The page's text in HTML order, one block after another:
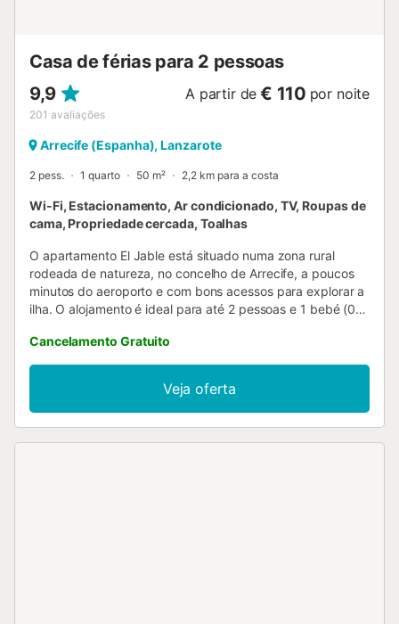
Casa de férias para 2 pessoas
9,9
201 avaliações
A partir de € 110 por noite
Arrecife (Espanha), Lanzarote
2 pess. 1 quarto 50 m² 2,2 km para a costa
Wi-Fi, Estacionamento, Ar condicionado, TV, Roupas de
cama, Propriedade cercada, Toalhas
O apartamento El Jable está situado numa zona rural
rodeada de natureza, no concelho de Arrecife, a poucos
minutos do aeroporto e com bons acessos para explorar a
ilha. O alojamento é ideal para até 2 pessoas e 1 bebé (0-2
17 anos. O apartamento, com 50 m² e excelentes vistas
para a montanha, dispõe de 1 quarto com cama de casal,
1 casa de banho, sala de estar, cozinha totalmente
equipada, jardim e terraço descoberto. Entre as
comodidades incluem-se Wi-Fi de alta velocidade, Smart
Cancelamento Gratuito
Veja oferta